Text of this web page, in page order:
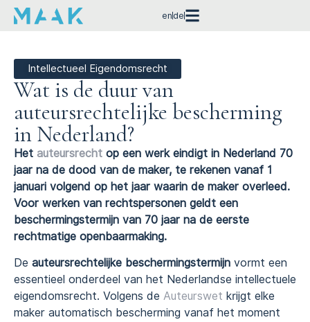
en de
Intellectueel Eigendomsrecht
Wat is de duur van
auteursrechtelijke bescherming
in Nederland?
Het auteursrecht op een werk eindigt in Nederland 70
jaar na de dood van de maker, te rekenen vanaf 1
januari volgend op het jaar waarin de maker overleed.
Voor werken van rechtspersonen geldt een
beschermingstermijn van 70 jaar na de eerste
rechtmatige openbaarmaking.
De auteursrechtelijke beschermingstermijn vormt een
essentieel onderdeel van het Nederlandse intellectuele
eigendomsrecht. Volgens de Auteurswet krijgt elke
maker automatisch bescherming vanaf het moment